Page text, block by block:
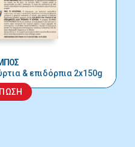
& επιδόρπια 2x150g